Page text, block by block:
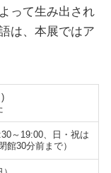
って生み出され
は、本展ではア
～19:00、日・祝は
館30分前まで）